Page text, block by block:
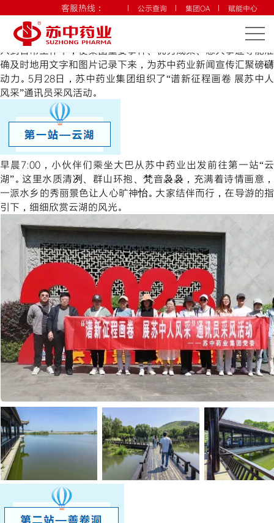
客服热线： 公示查询 集团OA
赋能中心
月份：2023年5月
谱新征程画卷 展苏中人风采丨2023年通讯员采风活动
为了不断提高广大通讯员的拍照、写作水平，将新闻宣传工作融
入到日常工作中，使集团重要事件、优秀成果、感人事迹等能准
确及时地用文字和图片记录下来，为苏中药业新闻宣传汇聚磅礴
动力。5月28日，苏中药业集团组织了“谱新征程画卷 展苏中人
风采”通讯员采风活动。
早晨7:00，小伙伴们乘坐大巴从苏中药业出发前往第一站“云
湖”。这里水质清冽、群山环抱、梵音袅袅，充满着诗情画意，
一派水乡的秀丽景色让人心旷神怡。大家结伴而行，在导游的指
引下，细细欣赏云湖的风光。